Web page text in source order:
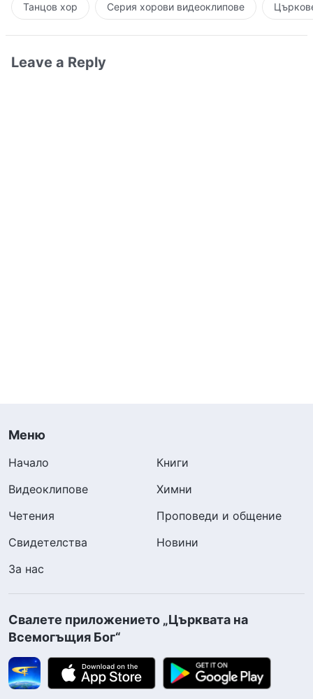
Танцов хор Серия хорови видеоклипове
Leave a Reply
Меню
Начало
Книги
Видеоклипове
Химни
Четения
Проповеди и общение
Свидетелства
Новини
За нас
Свалете приложението „Църквата на
Всемогъщия Бог“